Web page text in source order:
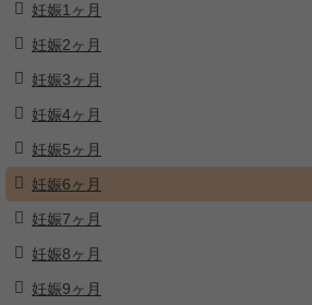
妊娠1ヶ月
妊娠2ヶ月
妊娠3ヶ月
妊娠4ヶ月
妊娠5ヶ月
妊娠6ヶ月
妊娠7ヶ月
妊娠8ヶ月
妊娠9ヶ月